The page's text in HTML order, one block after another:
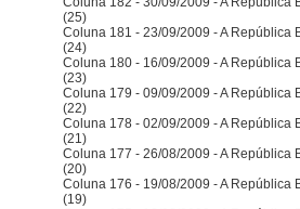
(25)
Coluna 181 - 23/09/2009 - A República
(24)
Coluna 180 - 16/09/2009 - A República
(23)
Coluna 179 - 09/09/2009 - A República
(22)
Coluna 178 - 02/09/2009 - A República
(21)
Coluna 177 - 26/08/2009 - A República
(20)
Coluna 176 - 19/08/2009 - A República
(19)